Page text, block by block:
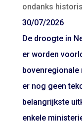
ondanks
30/07/2026
De droogte in
er worden
bovenregionale
er nog geen
belangrijkste
enkele